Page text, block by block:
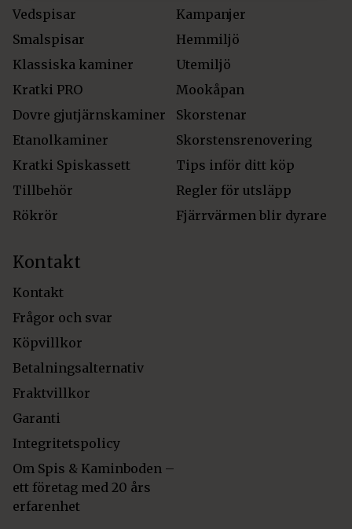
Vedspisar
Smalspisar
Klassiska kaminer
Kratki PRO
Dovre gjutjärnskaminer
Etanolkaminer
Kratki Spiskassett
Tillbehör
Rökrör
Kampanjer
Hemmiljö
Utemiljö
Mookåpan
Skorstenar
Skorstensrenovering
Tips inför ditt köp
Regler för utsläpp
Fjärrvärmen blir dyrare
Kontakt
Kontakt
Frågor och svar
Köpvillkor
Betalningsalternativ
Fraktvillkor
Garanti
Integritetspolicy
Om Spis & Kaminboden –
ett företag med 20 års
erfarenhet